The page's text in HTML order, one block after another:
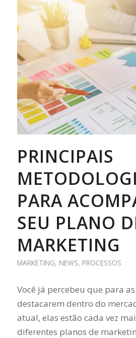
PRINCIPAIS
PARA
SEU PLANO
MARKETING
MARKETING, NEWS, PROCESSOS
Você já percebeu que para
destacarem dentro do
atual, elas estão cada vez
diferentes planos de